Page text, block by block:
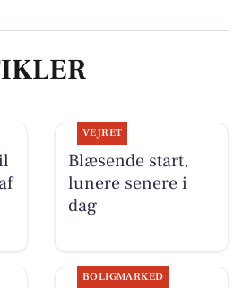
VEJRET
Blæsende start,
lunere senere i
dag
BOLIGMARKED